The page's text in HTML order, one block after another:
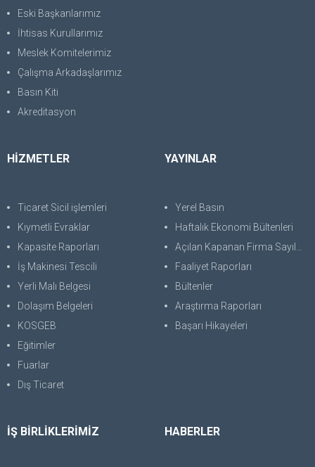
Eski Başkanlarımız
İhtisas Kurullarımız
Meslek Komitelerimiz
Çalışma Arkadaşlarımız
Basın Kiti
Akreditasyon
HİZMETLER
Ticaret Sicil işlemleri
Kıymetli Evraklar
Kapasite Raporları
İş Makinesi Tescili
Yerli Malı Belgesi
Dolaşım Belgeleri
KOSGEB
Eğitimler
Fuarlar
Dış Ticaret
YAYINLAR
Yerel Basın
Haftalık Ekonomi Bültenleri
Açılan Kapanan Firma Sayıları
Faaliyet Raporları
Bültenler
Araştırma Raporları
Başarı Hikayeleri
İŞ BİRLİKLERİMİZ HABERLER